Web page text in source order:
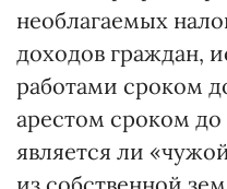
необлагаемых
доходов граждан,
работами сроком
арестом сроком
является ли